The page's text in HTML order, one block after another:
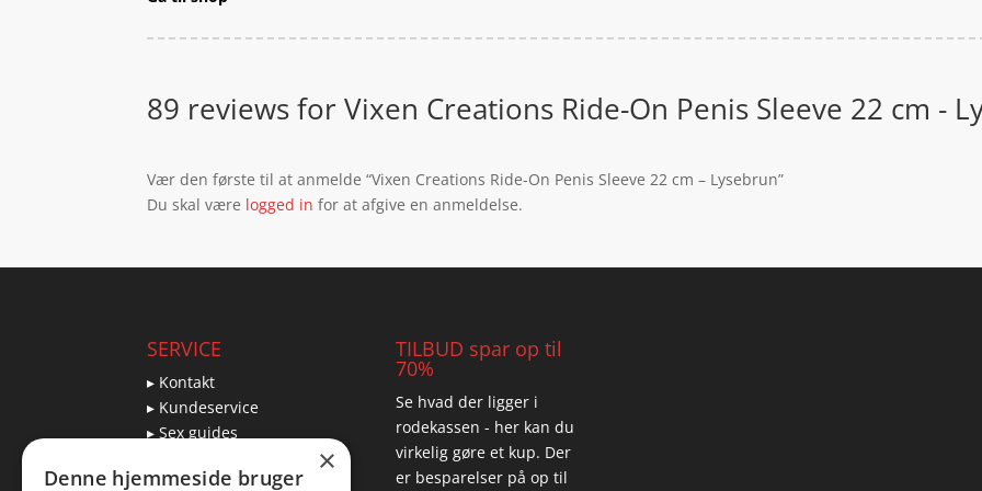
89 reviews forVixen Creations Ride-On Penis Sleeve 22 cm -
Vær den første til at anmelde “Vixen Creations Ride-On Penis Sleeve 22 cm – Lysebrun”
Du skal være logged in for at afgive en anmeldelse.
SERVICE
▸ Kontakt
▸ Kundeservice
▸ Sex guides
▸ Returnering
TILBUD spar op til
70%
Se hvad der ligger i
rodekassen - her kan du
virkelig gøre et kup. Der
er besparelser på op til
×
Denne hjemmeside bruger